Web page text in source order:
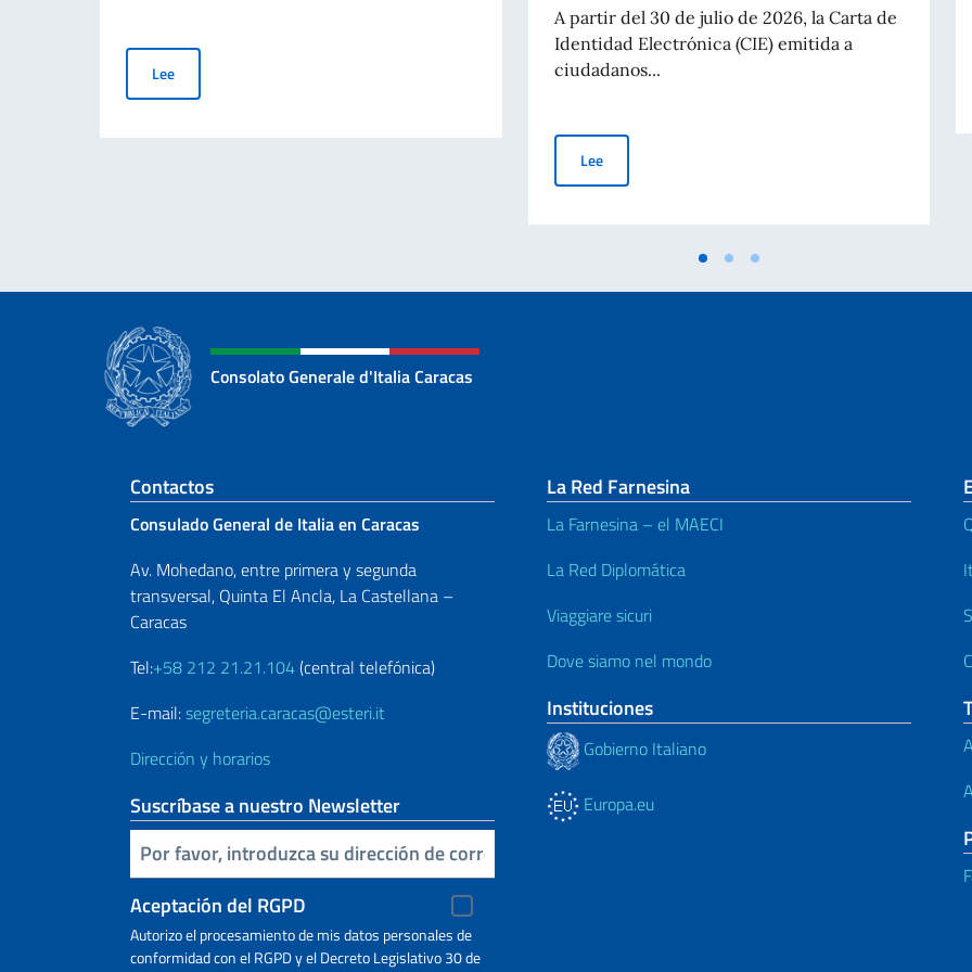
LeeDía nacional del sacrificio del trabajo italiano en el mundo (8 agosto)
A partir del 30 de julio de 2026, la Carta de
Identidad Electrónica (CIE) emitida a
ciudadanos...
LeeCARTA DE IDENTIDAD ELECTRONICA. VALIDEZ
Consolato Generale d'Italia Caracas
Sezione footer
Contactos
Consulado General de Italia en Caracas
Av. Mohedano, entre primera y segunda
transversal, Quinta El Ancla, La Castellana –
Caracas
Tel:+58 212 21.21.104(central telefónica)
E-mail:segreteria.caracas@esteri.it
Dirección y horarios
Suscríbase a nuestro Newsletter
Inserta tu correo electronico
Aceptación del RGPD
Autorizo ​​el procesamiento de mis datos personales de
conformidad con el RGPD y el Decreto Legislativo 30 de
La Red Farnesina
La Farnesina – el MAECI
La Red Diplomática
Viaggiare sicuri
Dove siamo nel mondo
Instituciones
Gobierno Italiano
Europa.eu